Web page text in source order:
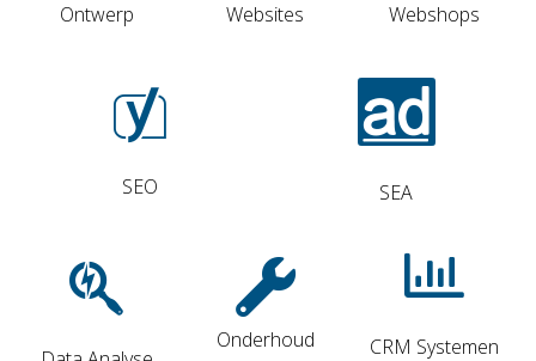
Ontwerp Websites Webshops
SEO SEA
Onderhoud CRM Systemen